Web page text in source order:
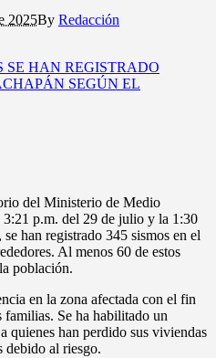
2025By Redacción
del Ministerio de Medio
p.m. del 29 de julio y la 1:30
han registrado 345 sismos en el
Al menos 60 de estos
población.
en la zona afectada con el fin
familias. Se ha habilitado un
quienes han perdido sus viviendas
debido al riesgo.